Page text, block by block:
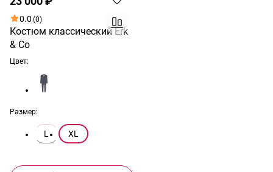
0.0 (0)
Костюм классический Erk
& Co
Цвет:
Размер:
L XL